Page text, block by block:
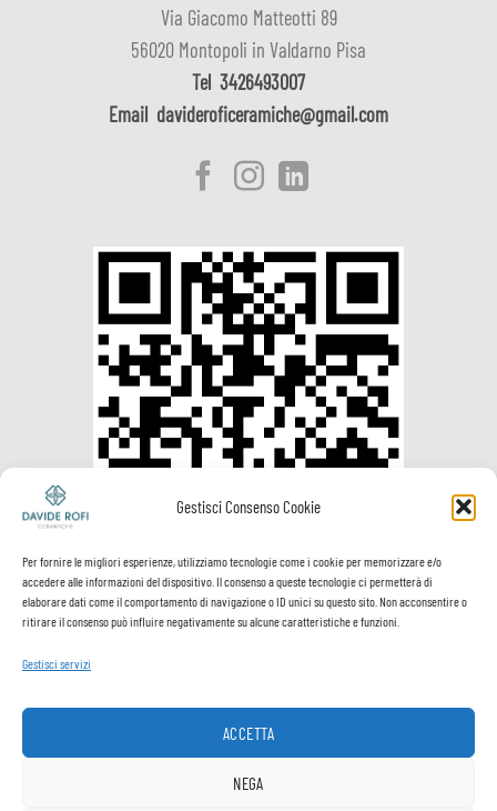
Gestisci Consenso Cookie
Per fornire le migliori esperienze, utilizziamo tecnologie come i cookie per memorizzare e/o
accedere alle informazioni del dispositivo. Il consenso a queste tecnologie ci permetterà di
elaborare dati come il comportamento di navigazione o ID unici su questo sito. Non acconsentire o
ritirare il consenso può influire negativamente su alcune caratteristiche e funzioni.
Gestisci servizi
ACCETTA
NEGA
Via Giacomo Matteotti 89
56020 Montopoli in Valdarno Pisa
Tel 3426493007
Email davideroficeramiche@gmail.com
Visa PayPal MasterCardPostepay VeriSign Visa
Termini e